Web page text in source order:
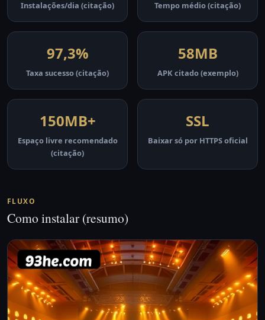
Instalações/dia (citação) Tempo médio (citação)
97,3%
Taxa sucesso (citação)
58MB
APK citado (exemplo)
150MB+
Espaço livre recomendado
(citação)
SSL
Baixar só por HTTPS oficial
FLUXO
Como instalar (resumo)